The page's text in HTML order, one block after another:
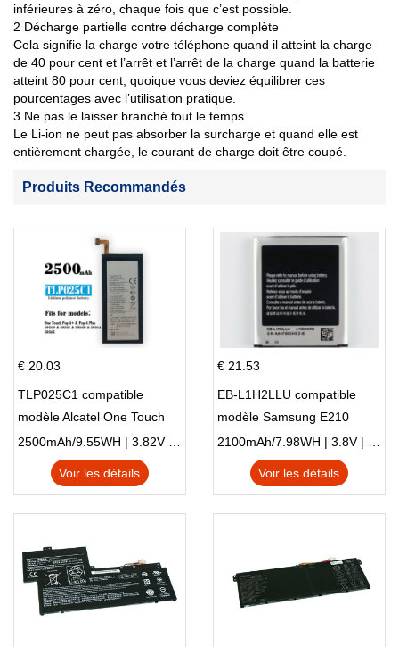
inférieures à zéro, chaque fois que c’est possible.
2 Décharge partielle contre décharge complète
Cela signifie la charge votre téléphone quand il atteint la charge
de 40 pour cent et l’arrêt et l’arrêt de la charge quand la batterie
atteint 80 pour cent, quoique vous deviez équilibrer ces
pourcentages avec l’utilisation pratique.
3 Ne pas le laisser branché tout le temps
Le Li-ion ne peut pas absorber la surcharge et quand elle est
entièrement chargée, le courant de charge doit être coupé.
Produits Recommandés
€ 20.03
TLP025C1 compatible
modèle Alcatel One Touch
Pop 4 Plus OT-5056D
2500mAh/9.55WH | 3.82V | Li-ion ...
Voir les détails
€ 21.53
EB-L1H2LLU compatible
modèle Samsung E210
E210K i939
2100mAh/7.98WH | 3.8V | Li-ion ...
Voir les détails